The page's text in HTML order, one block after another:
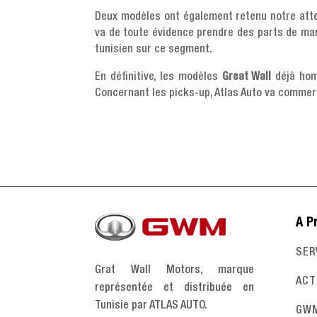
Deux modèles ont également retenu notre
va de toute évidence prendre des parts de
tunisien sur ce segment.
En définitive, les modèles Great Wall
déjà
Concernant les picks-up, Atlas Auto va
Grat Wall Motors, marque
représentée et distribuée en
Tunisie par ATLAS AUTO.
A